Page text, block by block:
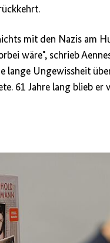
mit den Nazis am
wäre", schrieb
lange Ungewissheit
61 Jahre lang blieb